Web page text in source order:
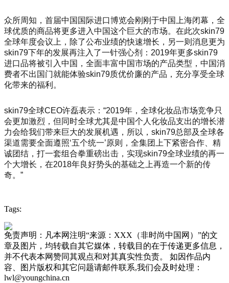
众所周知，首届中国国际进口博览会刚刚于中国上海闭幕，全
球优质的商品将更多进入中国这个巨大的市场。在此次skin79
全球年度会议上，除了公布业绩的快速增长，另一则消息更为
skin79下年的发展再注入了一针强心剂：2019年更多skin79
进口品将被引入中国，全面丰富中国市场的产品类型，中国消
费者不出国门就能体验skin79质优价廉的产品，充分享受全球
化带来的福利。
skin79全球CEO许磊表示：“2019年，全球化妆品市场竞争只
会更加激烈，但同时全球尤其是中国个人化妆品支出的增长潜
力会给我们带来巨大的发展机遇，所以，skin79总部及全球各
渠道需要全面遵照‘五个统一’原则，全集团上下紧密合作、精
诚团结，打一套组合拳重磅出击，实现skin79全球业绩的再一
个大增长，在2018年良好势头的基础之上再造一个新的传
奇。”
Tags:
免责声明：凡本网注明“来源：XXX（非时尚中国网）”的文
章及图片，均转载自其它媒体，转载目的在于传递更多信息，
并不代表本网赞同其观点和对其真实性负责。 如因作品内
容、图片版权和其它问题请邮件联系,我们会及时处理：
lwl@youngchina.cn